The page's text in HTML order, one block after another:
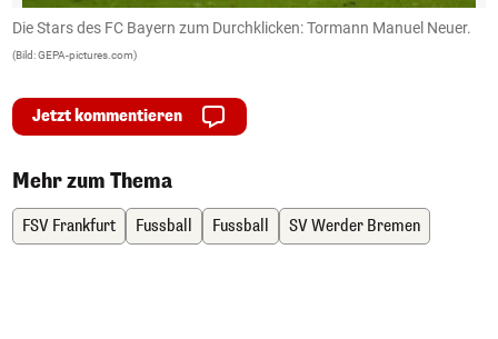
Die Stars des FC Bayern zum Durchklicken: Tormann Manuel Neuer.
(Bild: GEPA-pictures.com)
Jetzt kommentieren
Mehr zum Thema
FSV Frankfurt Fussball Fussball SV Werder Bremen